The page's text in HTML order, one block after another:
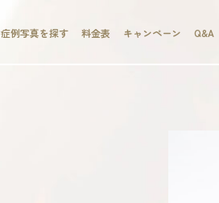
症例写真を探す 料金表 キャンペーン Q&A